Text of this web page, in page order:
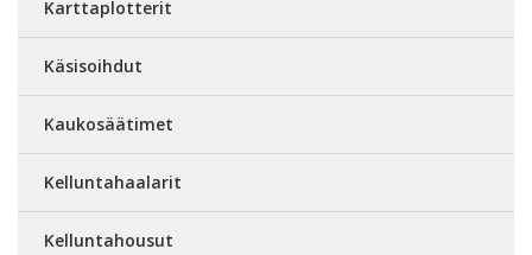
Karttaplotterit
Käsisoihdut
Kaukosäätimet
Kelluntahaalarit
Kelluntahousut